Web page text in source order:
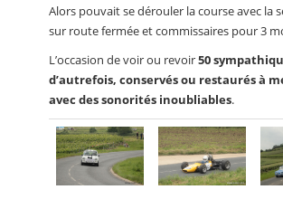
Alors pouvait se dérouler la course avec la
sur route fermée et commissaires pour 3
L’occasion de voir ou revoir50
d’autrefois, conservés ou restaurés à
avec des sonorités inoubliables.